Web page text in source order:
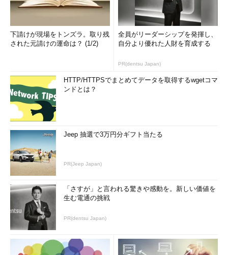
下請けが現場をトンズラ。取り残
された元請けの運命は？ (1/2)
全員がリーダーシップを発揮し、
自分より優れた人財を育成する
PR(dentsu Japan)
HTTP/HTTPSでまとめてデータを取得するwgetコマ
ンドとは？
Jeep 抽選で3万円分ギフト当たる
PR(Jeep Japan)
「さすが」と言われる驚きや感動を。新しい価値を
生む電通の挑戦
PR(dentsu Japan)